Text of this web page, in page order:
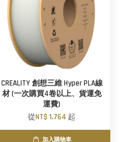
CREALITY 創想三維 Hyper PLA線
材 (一次購買4卷以上、貨運免
運費)
從NT$ 1,764 起
加入購物車